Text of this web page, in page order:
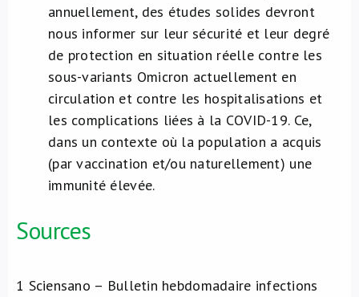
annuellement, des études solides devront
nous informer sur leur sécurité et leur degré
de protection en situation réelle contre les
sous-variants Omicron actuellement en
circulation et contre les hospitalisations et
les complications liées à la COVID-19. Ce,
dans un contexte où la population a acquis
(par vaccination et/ou naturellement) une
immunité élevée.
Sources
1 Sciensano – Bulletin hebdomadaire infections